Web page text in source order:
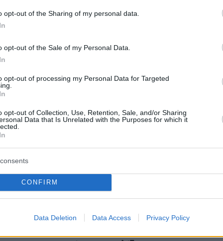
opt-out of the Sharing of my personal data.
opt-out of the Sale of my Personal Data.
opt-out of processing my Personal Data for Targeted
opt-out of Collection, Use, Retention, Sale, and/or Sharing
Data that Is Unrelated with the Purposes for which it
CONFIRM
Data Deletion Data Access Privacy Policy
της 6ης Φεβρουαρίου.
τους μικρότερου μεγέθους μετεωρίτες,
Φεβρουαρίου, είναι ότι δύσκολα εντοπίζονται
την ισχύ να προκαλέσουν μεγάλες
Γη πέφτουν περίπου 100 τόνοι «διαστημικών
άμμου και σε μια βραδιά με ξαστεριά μπορεί